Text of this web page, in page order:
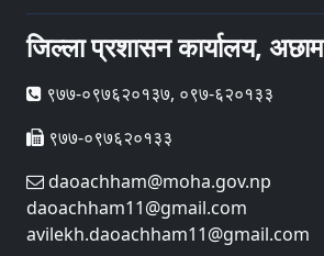
जिल्ला प्रशासन कार्यालय, अछाम
९७७-०९७६२०१३७, ०९७-६२०१३३
९७७-०९७६२०१३३
daoachham@moha.gov.np
daoachham11@gmail.com
avilekh.daoachham11@gmail.com